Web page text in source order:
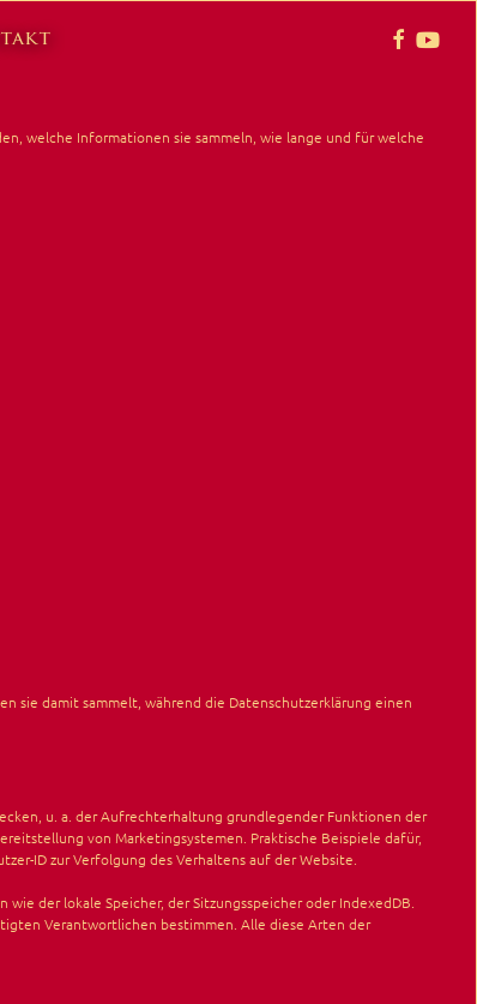
welche Informationen sie sammeln, wie lange und für welche
sie damit sammelt, während die Datenschutzerklärung einen
u. a. der Aufrechterhaltung grundlegender Funktionen der
von Marketingsystemen. Praktische Beispiele dafür,
ID zur Verfolgung des Verhaltens auf der Website.
der lokale Speicher, der Sitzungsspeicher oder IndexedDB.
Verantwortlichen bestimmen. Alle diese Arten der